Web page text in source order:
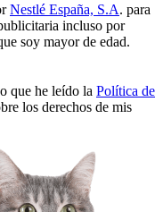
Nestlé España, S.A. para
incluso por
soy mayor de edad.
que he leído la Política de
los derechos de mis